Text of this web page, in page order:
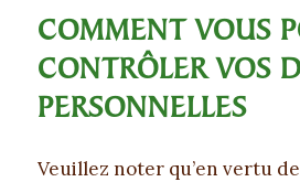
COMMENT VOUS
CONTRÔLER VOS
PERSONNELLES
Veuillez noter qu’en vertu